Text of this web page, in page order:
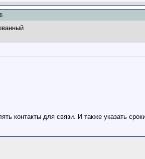
контакты для связи. И также указать